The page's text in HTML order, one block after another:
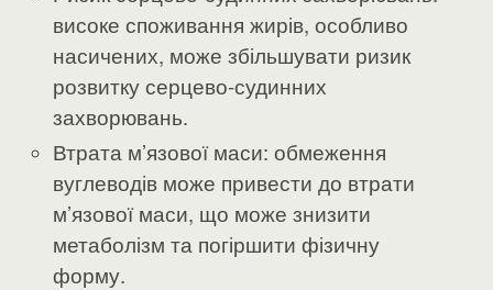
високе споживання жирів, особливо
насичених, може збільшувати ризик
розвитку серцево-судинних
захворювань.
Втрата м’язової маси: обмеження
вуглеводів може привести до втрати
м’язової маси, що може знизити
метаболізм та погіршити фізичну
форму.